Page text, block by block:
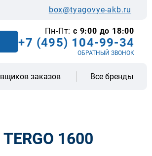
box@tyagovye-akb.ru
Пн-Пт: с 9:00 до 18:00
+7 (495) 104-99-34
ОБРАТНЫЙ ЗВОНОК
заказов Все бренды
1600